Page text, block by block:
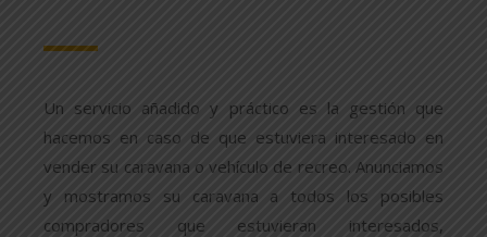
Un servicio añadido y práctico es la gestión que
hacemos en caso de que estuviera interesado en
vender su caravana o vehículo de recreo. Anunciamos
y mostramos su caravana a todos los posibles
compradores que estuvieran interesados,